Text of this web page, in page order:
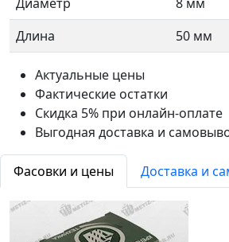
Длина
50 мм
Актуальные цены
Фактические остатки
Скидка 5% при онлайн-оплате
Выгодная доставка и
Фасовки и цены Доставка и